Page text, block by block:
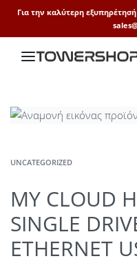
Για την καλύτερη
UNCATEGORIZED
MY CLOUD
SINGLE
ETHERNET